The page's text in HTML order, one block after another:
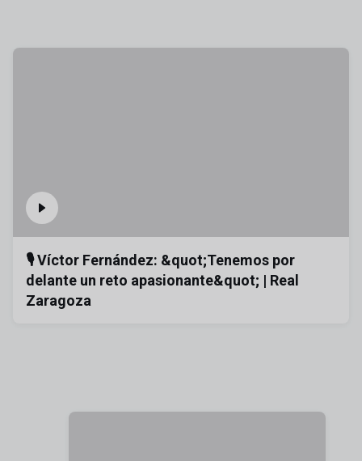
🎙️ Víctor Fernández: &quot;Tenemos por
delante un reto apasionante&quot; | Real
Zaragoza